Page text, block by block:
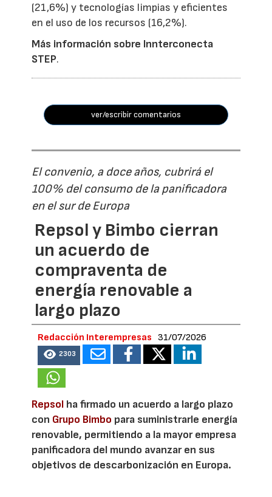
(21,6%) y tecnologías limpias y eficientes
en el uso de los recursos (16,2%).
Más información sobre Innterconecta
STEP.
ver/escribir comentarios
El convenio, a doce años, cubrirá el
100% del consumo de la panificadora
en el sur de Europa
Repsol y Bimbo cierran
un acuerdo de
compraventa de
energía renovable a
largo plazo
Redacción Interempresas 31/07/2026
2303
Repsol ha firmado un acuerdo a largo plazo
con Grupo Bimbo para suministrarle energía
renovable, permitiendo a la mayor empresa
panificadora del mundo avanzar en sus
objetivos de descarbonización en Europa.